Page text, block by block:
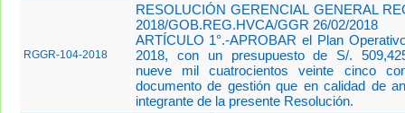
RGGR-104-2018
RESOLUCIÓN GERENCIAL GENERAL
2018/GOB.REG.HVCA/GGR 26/02/2018
ARTÍCULO 1°.-APROBAR el Plan
2018, con un presupuesto de S/.
nueve mil cuatrocientos veinte cinco
documento de gestión que en calidad de
integrante de la presente Resolución.